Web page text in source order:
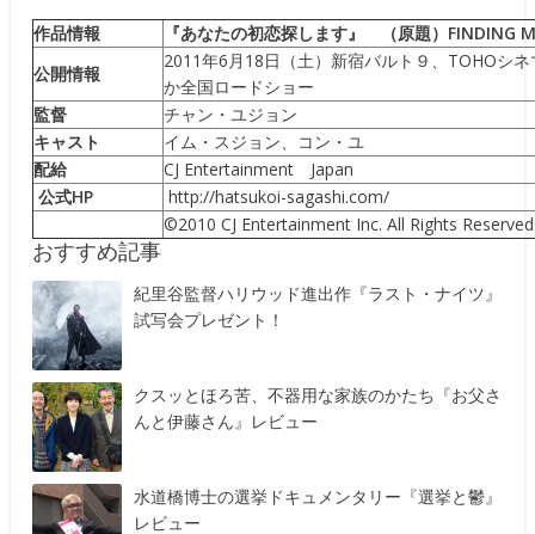
作品情報
『あなたの初恋探します』 （原題）FINDING
公開情報
2011年6月18日（土）新宿バルト９、TOHOシ
か全国ロードショー
監督
チャン・ユジョン
キャスト
イム・スジョン、コン・ユ
配給
CJ Entertainment Japan
公式HP
http://hatsukoi-sagashi.com/
©2010 CJ Entertainment Inc. All Rights Reserved
おすすめ記事
紀里谷監督ハリウッド進出作『ラスト・ナイツ』
試写会プレゼント！
クスッとほろ苦、不器用な家族のかたち『お父さ
んと伊藤さん』レビュー
水道橋博士の選挙ドキュメンタリー『選挙と鬱』
レビュー